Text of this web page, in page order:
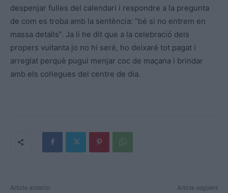
despenjar fulles del calendari i respondre a la pregunta
de com es troba amb la sentència: “bé si no entrem en
massa detalls”. Ja li he dit que a la celebració dels
propers vuitanta jo no hi seré, ho deixaré tot pagat i
arreglat perquè pugui menjar coc de maçana i brindar
amb els col·legues del centre de dia.
Article anterior Article següent